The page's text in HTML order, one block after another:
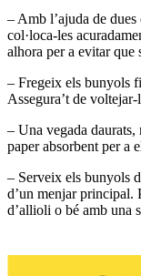
– Amb l’ajuda de
col·loca-les
alhora per a evitar que
– Fregeix els bunyols
Assegura’t de
– Una vegada daurats,
paper absorbent per a
– Serveix els bunyols
d’un menjar principal.
d’allioli o bé amb una